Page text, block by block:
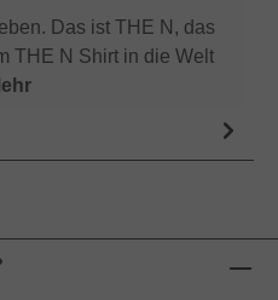
Das ist THE N, das
THE N Shirt in die Welt